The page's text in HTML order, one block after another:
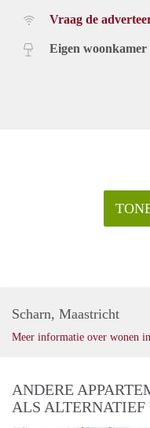
Vraag de
Eigen woonkamer
Scharn, Maastricht
Meer informatie over wonen
ANDERE
ALS